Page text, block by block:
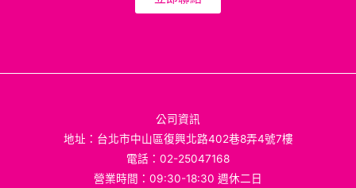
公司資訊
地址：台北市中山區復興北路402巷8弄4號7樓
電話：02-25047168
營業時間：09:30-18:30 週休二日